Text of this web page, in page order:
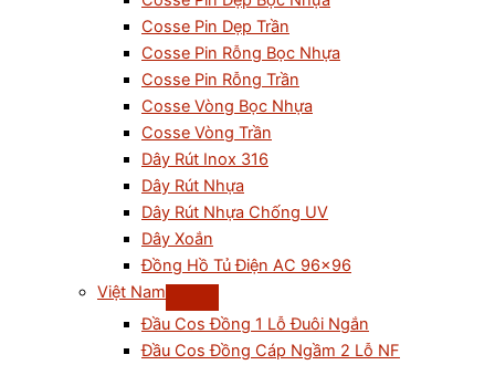
Cosse Pin Dẹp Trần
Cosse Pin Rỗng Bọc Nhựa
Cosse Pin Rỗng Trần
Cosse Vòng Bọc Nhựa
Cosse Vòng Trần
Dây Rút Inox 316
Dây Rút Nhựa
Dây Rút Nhựa Chống UV
Dây Xoắn
Đồng Hồ Tủ Điện AC 96×96
Việt Nam
Đầu Cos Đồng 1 Lỗ Đuôi Ngắn
Đầu Cos Đồng Cáp Ngầm 2 Lỗ NF